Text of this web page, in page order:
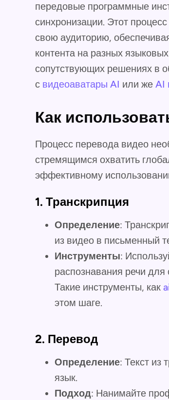
передовые программные
синхронизации. Этот
свою аудиторию,
контента на разных
сопутствующих решениях в
с видеоаватары AI или же AI
Как
Процесс перевода видео
стремящимся охватить
эффективному
1. Транскрипция
Определение:
из видео в письменный
Инструменты:
распознавания речи
Такие инструменты, как
этом шаге.
2. Перевод
Определение: Текст из
язык.
Подход: Нанимайте